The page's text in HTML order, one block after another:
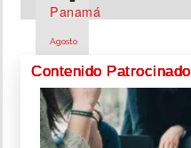
Panamá
Agosto
2026
Contenido Patrocinado